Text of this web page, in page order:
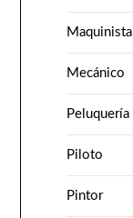
Maquinista
Mecánico
Peluquería
Piloto
Pintor